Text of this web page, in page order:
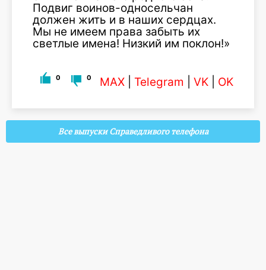
Подвиг воинов-односельчан
должен жить и в наших сердцах.
Мы не имеем права забыть их
светлые имена! Низкий им поклон!»
0 0 MAX Telegram VK OK
Все выпуски Справедливого телефона